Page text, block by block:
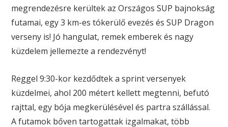
megrendezésre kerültek az Országos SUP bajnokság
futamai, egy 3 km-es tókerülő evezés és SUP Dragon
verseny is! Jó hangulat, remek emberek és nagy
küzdelem jellemezte a rendezvényt!
Reggel 9:30-kor kezdődtek a sprint versenyek
küzdelmei, ahol 200 métert kellett megtenni, befutó
rajttal, egy bója megkerülésével és partra szállással.
A futamok bőven tartogattak izgalmakat, több